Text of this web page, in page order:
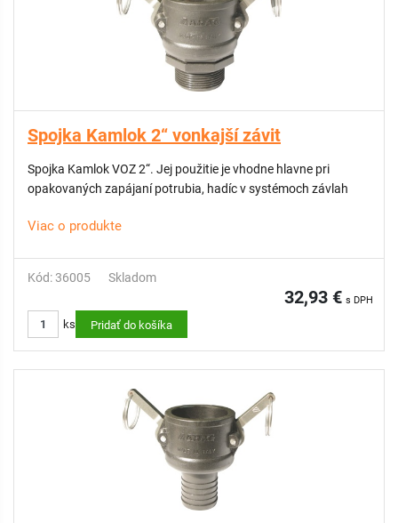
Spojka Kamlok 2“ vonkajší závit
Spojka Kamlok VOZ 2“. Jej použitie je vhodne hlavne pri
opakovaných zapájaní potrubia, hadíc v systémoch závlah
Viac o produkte
Kód: 36005 Skladom
32,93 € s DPH
ks Pridať do košíka